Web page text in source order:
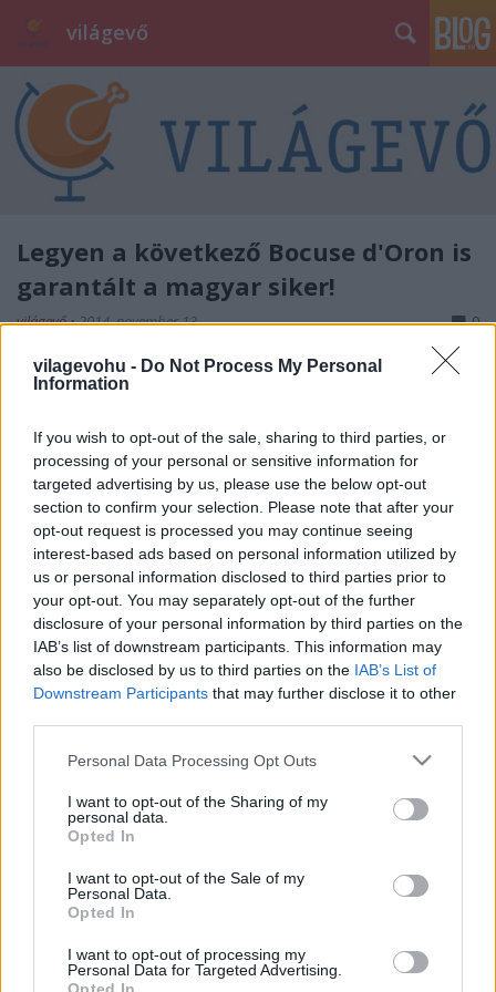
vilagevohu - Do Not Process My Personal
Information
If you wish to opt-out of the sale, sharing to third parties, or
processing of your personal or sensitive information for
targeted advertising by us, please use the below opt-out
section to confirm your selection. Please note that after your
opt-out request is processed you may continue seeing
interest-based ads based on personal information utilized by
us or personal information disclosed to third parties prior to
your opt-out. You may separately opt-out of the further
disclosure of your personal information by third parties on the
IAB’s list of downstream participants. This information may
also be disclosed by us to third parties on the IAB’s List of
Downstream Participants that may further disclose it to other
Please note that this website/app uses one or more Google
not limited to your visit or usage behaviour. You may click to
grant or deny consent to Google and its third-party tags to
use your data for below specified purposes in below Google
consent section.
Personal Data Processing Opt Outs
I want to opt-out of the Sharing of my
personal data.
Opted In
I want to opt-out of the Sale of my
Personal Data.
Opted In
I want to opt-out of processing my
Personal Data for Targeted Advertising.
világevő
Legyen a következő Bocuse d'Oron is
garantált a magyar siker!
világevő•2014. november 13. 0
[update nov.14. 17:30 beindultunk, de durva
beszámítothatták...]2013-ban ugyan a dobogóra
nem került fel Széll Tamás és a magyar csapat a
Bocuse d'Or lyoni világdöntőjén, de az
eredményhirdetés egyik díja mégis nekünk szólt:…
Mivel eteted a gyereked?
világevő•2014. november 12.
Nem kérdés, hogy a magyar gasztronómiai kínálat
rengeteget fejlődött az elmúlt 5-10 évben, de
a látványos sikerek és étteremnyitások mellett
továbbra is rengeteg alacsony színvonalú hely
üzemel, botrányos az ételkínálat a munkahelyi és
iskolai menzákon, nem is beszélve a…
10 dolog, amit nem tudtál a Bocuse
d'Orról és milyen hatása lesz a
budapesti döntőnek?